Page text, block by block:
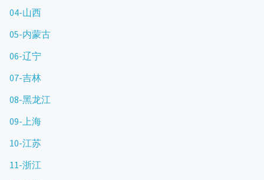
04-山西
05-内蒙古
06-辽宁
07-吉林
08-黑龙江
09-上海
10-江苏
11-浙江